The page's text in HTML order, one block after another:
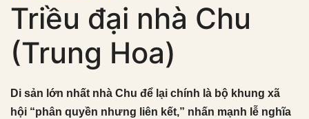
Triều đại nhà Chu
(Trung Hoa)
Di sản lớn nhất nhà Chu để lại chính là bộ khung xã
hội “phân quyền nhưng liên kết,” nhấn mạnh lễ nghĩa